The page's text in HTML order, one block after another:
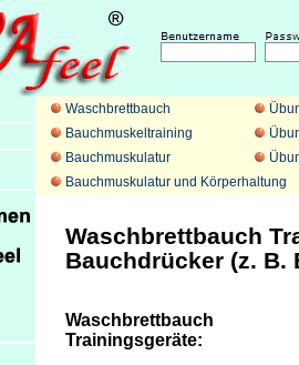
Waschbrettbauch
Bauchmuskeltraining
Bauchmuskulatur
Bauchmuskulatur und Körperhaltung
Waschbrettbauch
Bauchdrücker (z. B.
Waschbrettbauch
Trainingsgeräte: